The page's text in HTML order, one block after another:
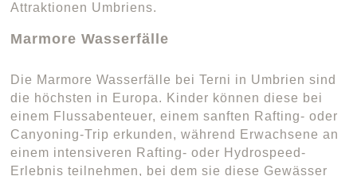
Attraktionen Umbriens.
Marmore Wasserfälle
Die Marmore Wasserfälle bei Terni in Umbrien sind
die höchsten in Europa. Kinder können diese bei
einem Flussabenteuer, einem sanften Rafting- oder
Canyoning-Trip erkunden, während Erwachsene an
einem intensiveren Rafting- oder Hydrospeed-
Erlebnis teilnehmen, bei dem sie diese Gewässer